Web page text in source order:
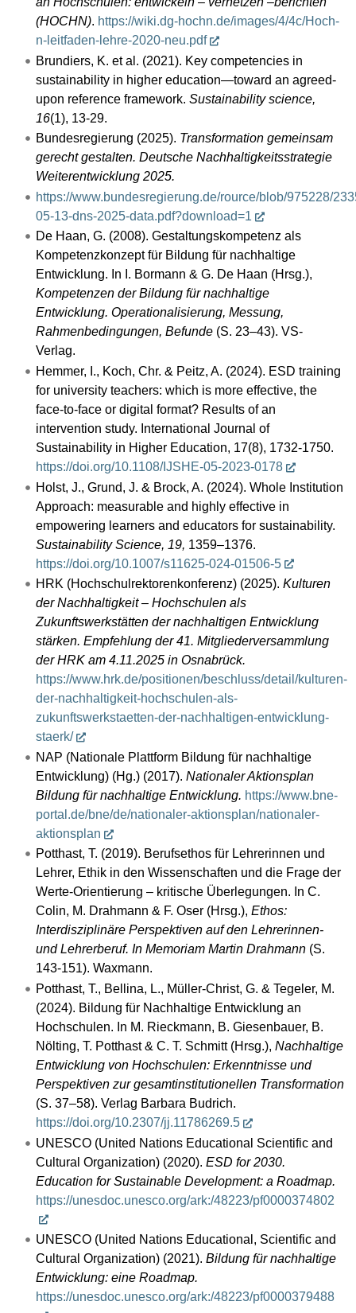
(HOCHN). https://wiki.dg-hochn.de/images/4/4c/Hoch-
n-leitfaden-lehre-2020-neu.pdf
Brundiers, K. et al. (2021). Key competencies in
sustainability in higher education—toward an agreed-
upon reference framework. Sustainability science,
16(1), 13-29.
Bundesregierung (2025). Transformation gemeinsam
gerecht gestalten. Deutsche Nachhaltigkeitsstrategie
Weiterentwicklung 2025.
https://www.bundesregierung.de/rource/blob/975228/
05-13-dns-2025-data.pdf?download=1
De Haan, G. (2008). Gestaltungskompetenz als
Kompetenzkonzept für Bildung für nachhaltige
Entwicklung. In I. Bormann & G. De Haan (Hrsg.),
Kompetenzen der Bildung für nachhaltige
Entwicklung. Operationalisierung, Messung,
Rahmenbedingungen, Befunde(S. 23–43). VS-
Verlag.
Hemmer, I., Koch, Chr. & Peitz, A. (2024). ESD training
for university teachers: which is more effective, the
face-to-face or digital format? Results of an
intervention study. International Journal of
Sustainability in Higher Education, 17(8), 1732-1750.
https://doi.org/10.1108/IJSHE-05-2023-0178
Holst, J., Grund, J. & Brock, A. (2024). Whole Institution
Approach: measurable and highly effective in
empowering learners and educators for sustainability.
Sustainability Science, 19, 1359–1376.
https://doi.org/10.1007/s11625-024-01506-5
HRK (Hochschulrektorenkonferenz) (2025). Kulturen
der Nachhaltigkeit – Hochschulen als
Zukunftswerkstätten der nachhaltigen Entwicklung
stärken. Empfehlung der 41. Mitgliederversammlung
der HRK am 4.11.2025 in Osnabrück.
https://www.hrk.de/positionen/beschluss/detail/kulturen-
der-nachhaltigkeit-hochschulen-als-
zukunftswerkstaetten-der-nachhaltigen-entwicklung-
staerk/
NAP (Nationale Plattform Bildung für nachhaltige
Entwicklung) (Hg.) (2017). Nationaler Aktionsplan
Bildung für nachhaltige Entwicklung. https://www.bne-
portal.de/bne/de/nationaler-aktionsplan/nationaler-
aktionsplan
Potthast, T. (2019). Berufsethos für Lehrerinnen und
Lehrer, Ethik in den Wissenschaften und die Frage der
Werte-Orientierung – kritische Überlegungen. In C.
Colin, M. Drahmann & F. Oser (Hrsg.), Ethos:
Interdisziplinäre Perspektiven auf den Lehrerinnen-
und Lehrerberuf. In Memoriam Martin Drahmann(S.
143-151). Waxmann.
Potthast, T., Bellina, L., Müller-Christ, G. & Tegeler, M.
(2024). Bildung für Nachhaltige Entwicklung an
Hochschulen. In M. Rieckmann, B. Giesenbauer, B.
Nölting, T. Potthast & C. T. Schmitt (Hrsg.), Nachhaltige
Entwicklung von Hochschulen: Erkenntnisse und
Perspektiven zur gesamtinstitutionellen Transformation
(S. 37–58). Verlag Barbara Budrich.
https://doi.org/10.2307/jj.11786269.5
UNESCO (United Nations Educational Scientific and
Cultural Organization) (2020). ESD for 2030.
Education for Sustainable Development: a Roadmap.
https://unesdoc.unesco.org/ark:/48223/pf0000374802
UNESCO (United Nations Educational, Scientific and
Cultural Organization) (2021). Bildung für nachhaltige
Entwicklung: eine Roadmap.
https://unesdoc.unesco.org/ark:/48223/pf0000379488